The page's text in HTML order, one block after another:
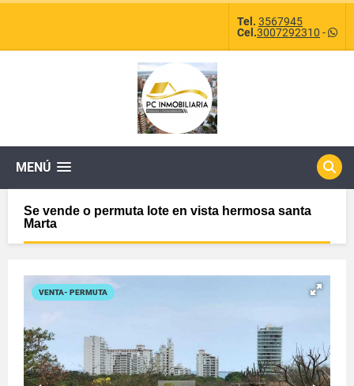
Tel. 3567945
Cel.3007292310 -
MENÚ
Se vende o permuta lote en vista hermosa santa
Marta
VENTA- PERMUTA